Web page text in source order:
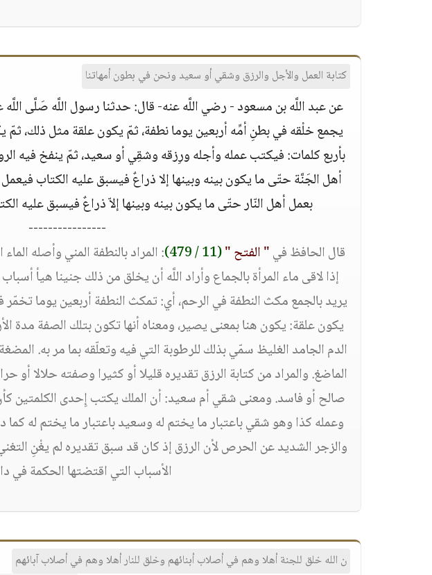
كتابة العمل والأجل والرزق وشقي أو سعيد ونحن في بطون أمهاتنا
عن عبد اللَّه بن مسعود - رضي اللَّه عنه- قال: حدثنا رسول اللَّه صَلَّى
يجمع خلْقه في بطنِ أمِّه أربعين يوما نطفة، ثمّ يكون علقة مثل ذلك، ثمّ
بأربع كلمات: فيكتب عمله وأجله ورِزقه وشقِي أو سعيد، ثمّ ينفخ فيه
أهل الجَنَّة حتّى ما يكون بينه وبينها إلا ذراعٌ فيسبق عليه الكتاب
بعمل أهل النّار حتّى ما يكون بينه وبينها إلاّ ذراعٌ فيسبق عليه
----------------
قال الحافظ في" الفتح "(11 / 479)
: المراد بالنطفة المني وأصله
إذا لاقى ماء المرأة بالجماع وأراد اللَّه أن يخلق من ذلك جنينا هيأ
يريد بالجمع مكث النطفة في الرحم، أي: تمكث النطفة أربعين يوما
يكون علقة: يكون هنا بمعنى يصير، ومعناه أنها تكون بتلك الصفة مدة
الدم الجامد الغليظ سمّي بذلك للرطوبة التي فيه وتعلّقه بما مر به.
الماضغ. والمراد من كتابة الرزق تقديره قليلا أو كثيرا وصفته حلالا
صالح أو فاسد. ومعنى شقي أم سعيد: أن الملك يكتب إِحدى الكلمتين
وعمله كذا وهو شقي باعتبار ما يختم له وسعيد باعتبار ما يختم له
والزجر الشديد عن الحرص لأن الرزق إذ كان قد سبق تقديره لم يغْنِ
الأسباب التي اقتضتها الحكمة في
ن الله خلق للجنة أهلا وهم في أصلاب أبنائهم وخلق للنار أهلا وهم في أصلاب آبائهم